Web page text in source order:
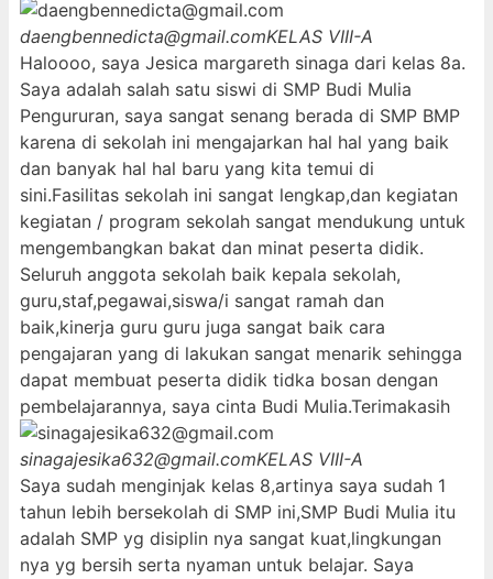
daengbennedicta@gmail.comKELAS VIII-A
Haloooo, saya Jesica margareth sinaga dari kelas 8a.
Saya adalah salah satu siswi di SMP Budi Mulia
Pengururan, saya sangat senang berada di SMP BMP
karena di sekolah ini mengajarkan hal hal yang baik
dan banyak hal hal baru yang kita temui di
sini.Fasilitas sekolah ini sangat lengkap,dan kegiatan
kegiatan / program sekolah sangat mendukung untuk
mengembangkan bakat dan minat peserta didik.
Seluruh anggota sekolah baik kepala sekolah,
guru,staf,pegawai,siswa/i sangat ramah dan
baik,kinerja guru guru juga sangat baik cara
pengajaran yang di lakukan sangat menarik sehingga
dapat membuat peserta didik tidka bosan dengan
pembelajarannya, saya cinta Budi Mulia.Terimakasih
sinagajesika632@gmail.comKELAS VIII-A
Saya sudah menginjak kelas 8,artinya saya sudah 1
tahun lebih bersekolah di SMP ini,SMP Budi Mulia itu
adalah SMP yg disiplin nya sangat kuat,lingkungan
nya yg bersih serta nyaman untuk belajar. Saya